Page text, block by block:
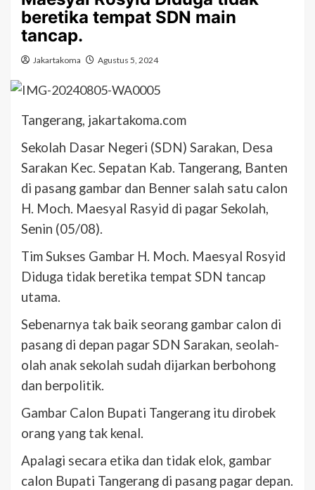
beretika tempat SDN main
tancap.
Jakartakoma Agustus 5, 2024
Tangerang, jakartakoma.com
Sekolah Dasar Negeri (SDN) Sarakan, Desa
Sarakan Kec. Sepatan Kab. Tangerang, Banten
di pasang gambar dan Benner salah satu calon
H. Moch. Maesyal Rasyid di pagar Sekolah,
Senin (05/08).
Tim Sukses Gambar H. Moch. Maesyal Rosyid
Diduga tidak beretika tempat SDN tancap
utama.
Sebenarnya tak baik seorang gambar calon di
pasang di depan pagar SDN Sarakan, seolah-
olah anak sekolah sudah dijarkan berbohong
dan berpolitik.
Gambar Calon Bupati Tangerang itu dirobek
orang yang tak kenal.
Apalagi secara etika dan tidak elok, gambar
calon Bupati Tangerang di pasang pagar depan.